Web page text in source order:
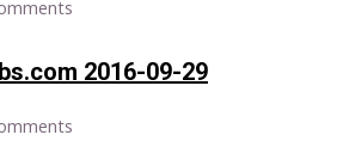
2016-09-29